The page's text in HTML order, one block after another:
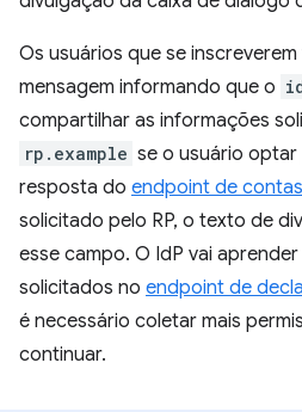
Os usuários que se
mensagem informando que o
compartilhar as informações
rp.example se o usuário optar
resposta do endpoint de contas
solicitado pelo RP, o texto de
esse campo. O IdP vai
solicitados no endpoint de
é necessário coletar mais
continuar.